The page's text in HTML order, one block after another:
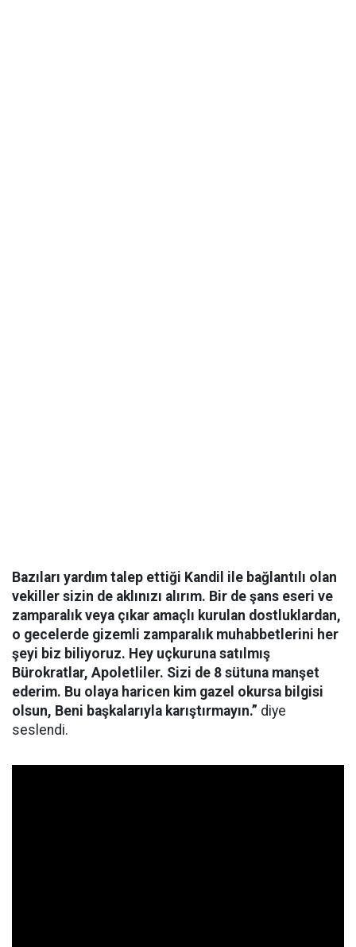
Bazıları yardım talep ettiği Kandil ile bağlantılı olan
vekiller sizin de aklınızı alırım. Bir de şans eseri ve
zamparalık veya çıkar amaçlı kurulan dostluklardan,
o gecelerde gizemli zamparalık muhabbetlerini her
şeyi biz biliyoruz. Hey uçkuruna satılmış
Bürokratlar, Apoletliler. Sizi de 8 sütuna manşet
ederim. Bu olaya haricen kim gazel okursa bilgisi
olsun, Beni başkalarıyla karıştırmayın.” diye
seslendi.